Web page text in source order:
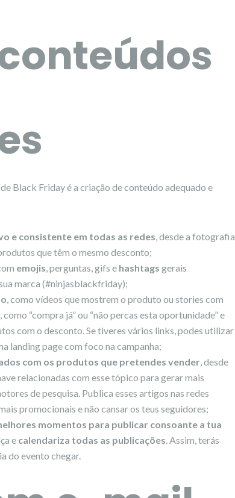
Black Friday é a criação de conteúdo adequado e
e consistente em todas as redes, desde a fotografia
que têm o mesmo desconto;
emojis, perguntas, gifs e hashtags gerais
marca (#ninjasblackfriday);
, como vídeos que mostrem o produto ou stories com
“compra já” ou “não percas esta oportunidade” e
com o desconto. Se tiveres vários links, podes utilizar
landing page com foco na campanha;
com os produtos que pretendes vender, desde
relacionadas com esse tópico para gerar mais
de pesquisa. Publica esses artigos nas redes
promocionais e não cansar os teus seguidores;
momentos para publicar consoante a tua
e calendariza todas as publicações. Assim, terás
do evento chegar.